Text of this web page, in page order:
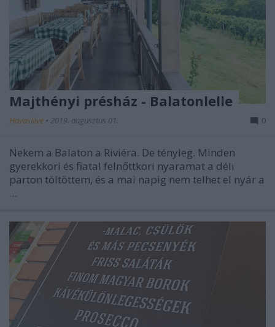
Majthényi présház - Balatonlelle
Havasilive • 2019. augusztus 01. 0
Nekem a Balaton a Riviéra. De tényleg. Minden
gyerekkori és fiatal felnőttkori nyaramat a déli
parton töltöttem, és a mai napig nem telhet el nyár a
...